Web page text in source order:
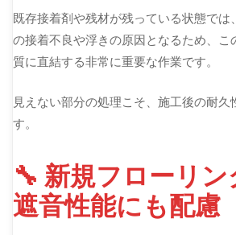
既存接着剤や残材が残っている状態では
の接着不良や浮きの原因となるため、こ
質に直結する非常に重要な作業です。
見えない部分の処理こそ、施工後の耐久
す。
🔧 新規フローリン
遮音性能にも配慮